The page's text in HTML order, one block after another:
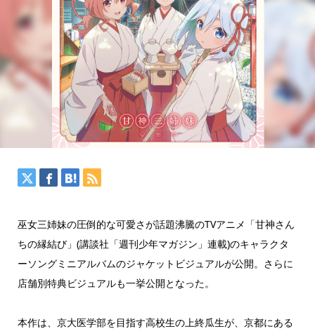
巫女三姉妹の圧倒的な可愛さが話題沸騰のTVアニメ「甘神さん
ちの縁結び」(講談社「週刊少年マガジン」連載)のキャラクタ
ーソングミニアルバムのジャケットビジュアルが公開。さらに
店舗別特典ビジュアルも一挙公開となった。
本作は、京大医学部を目指す高校生の上終瓜生が、京都にある